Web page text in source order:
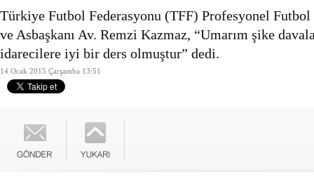
Türkiye Futbol Federasyonu (TFF) Profesyonel
ve Asbaşkanı Av. Remzi Kazmaz, “Umarım şike
idarecilere iyi bir ders olmuştur” dedi.
14 Ocak 2015 Çarşamba 13:51